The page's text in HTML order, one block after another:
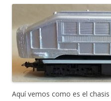
Aquí vemos como es el